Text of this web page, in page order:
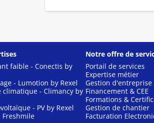
faible - Conectis by
- Lumotion by Rexel
climatique - Climancy by
- PV by Rexel
Freshmile
Notre offre de
Portail de services
Expertise métier
Gestion d'entreprise
Financement & CEE
Formations &
Gestion de chantier
Facturation